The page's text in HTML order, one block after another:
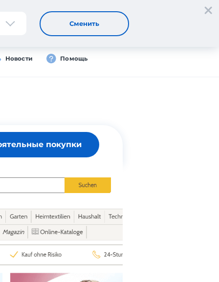
Регистрация
Новости Помощь
Сменить
покупки